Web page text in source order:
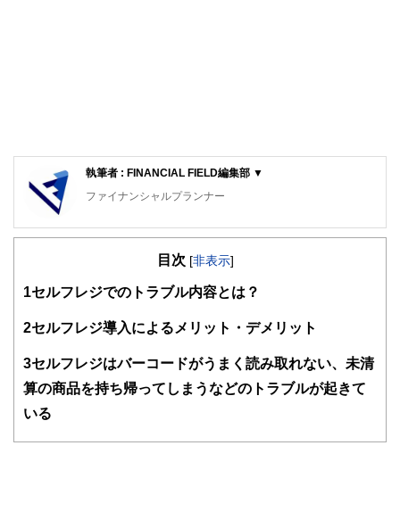
執筆者 : FINANCIAL FIELD編集部 ▼
ファイナンシャルプランナー
FinancialField編集部は、金融、経済に関する記事を、日々
知識がない方でも理解できるようわかりやすく発信していま
得者を中心に「お金や暮らし」に関する書籍・雑誌の編集経
験者で構成され、企画立案から記事掲載まですべての工程に
FinancialFieldの特徴は、ファイナンシャルプランナー、弁
目次 [非表示]
1 セルフレジでのトラブル内容とは？
2セルフレジ導入によるメリット・デメリット
3セルフレジはバーコードがうまく読み取れない、未清
算の商品を持ち帰ってしまうなどのトラブルが起きて
いる